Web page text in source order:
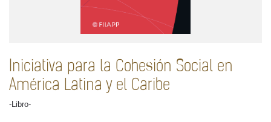
Iniciativa para la Cohesión Social en
América Latina y el Caribe
-Libro-